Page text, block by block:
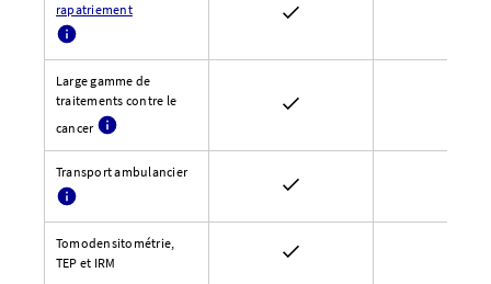
rapatriement
Large gamme de
traitements contre le
cancer
Transport ambulancier
Tomodensitométrie,
TEP et IRM